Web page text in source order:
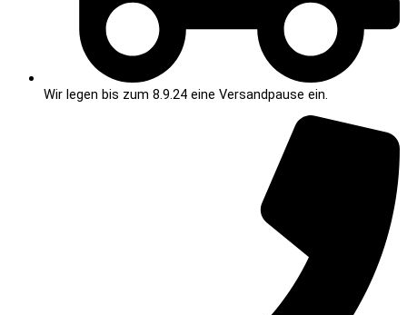
Wir legen bis zum 8.9.24 eine Versandpause ein.